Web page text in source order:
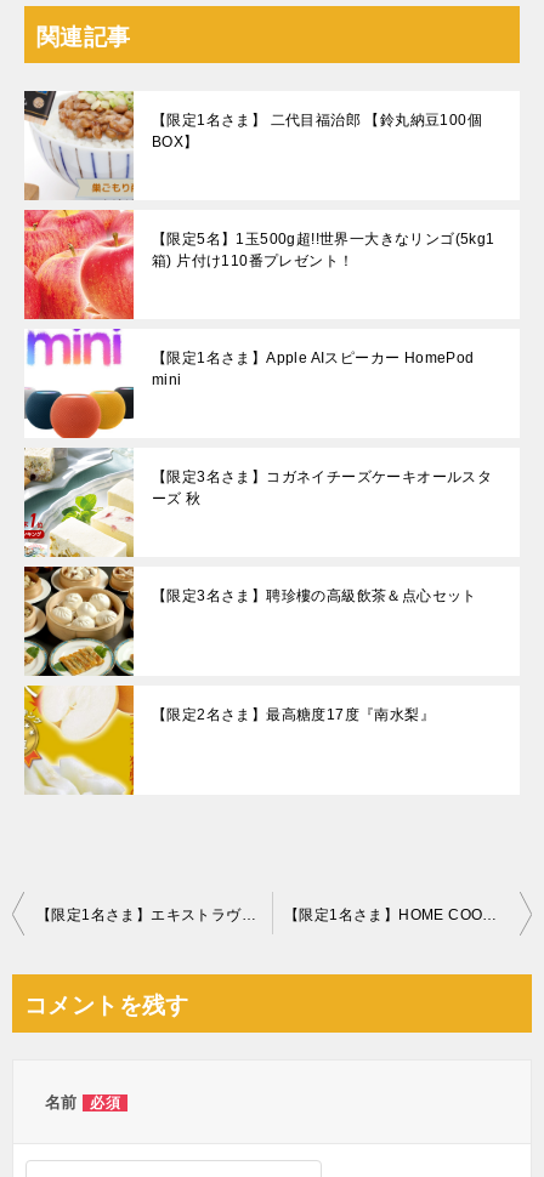
関連記事
【限定1名さま】 二代目福治郎 【鈴丸納豆100個
BOX】
【限定5名】1玉500g超!!世界一大きなリンゴ(5kg1
箱) 片付け110番プレゼント！
【限定1名さま】Apple AIスピーカー HomePod
mini
【限定3名さま】コガネイチーズケーキオールスタ
ーズ 秋
【限定3名さま】聘珍樓の高級飲茶＆点心セット
【限定2名さま】最高糖度17度『南水梨』
投
ビ
【限定1名さま】エキストラヴァージンオリーブオイル『エル・ミル・デル・ポアイグ樹齢３０００年』 【限定1名さま】HOME COORDY 高脚こたつ
コメントを残す
名前 必須